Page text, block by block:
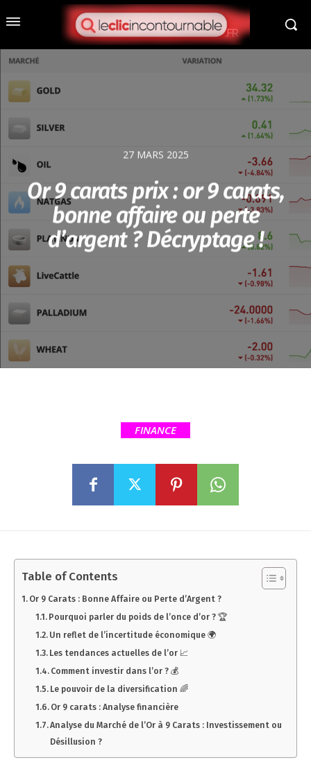
27 MARS 2025
Or 9 carats prix : or 9 carats,
bonne affaire ou perte
d’argent ? Décryptage !
FINANCE
Table of Contents
Or 9 Carats : Bonne Affaire ou Perte d’Argent ?
Pourquoi parler du poids de l’once d’or ? 🏆
Un reflet de l’incertitude économique 🌍
Les tendances actuelles de l’or 📈
Comment investir dans l’or ? 💰
Le pouvoir de la diversification 🌈
Or 9 carats : Analyse financière
Analyse du Marché de l’Or à 9 Carats : Investissement ou
Désillusion ?